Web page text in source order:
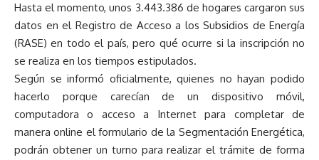
Hasta el momento, unos 3.443.386 de hogares cargaron sus
datos en el Registro de Acceso a los Subsidios de Energía
(RASE) en todo el país, pero qué ocurre si la inscripción no
se realiza en los tiempos estipulados.
Según se informó oficialmente, quienes no hayan podido
hacerlo porque carecían de un dispositivo móvil,
computadora o acceso a Internet para completar de
manera online el formulario de la Segmentación Energética,
podrán obtener un turno para realizar el trámite de forma